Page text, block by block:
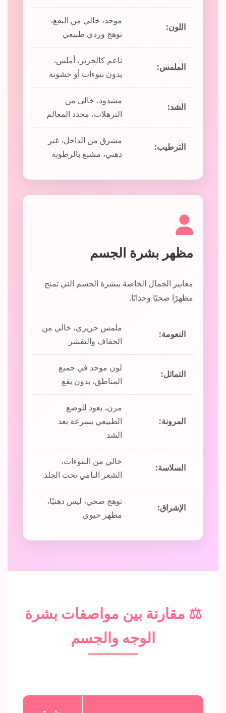
اللون:
موحد، خالي من البقع،
توهج وردي طبيعي
الملمس:
ناعم كالحرير، أملس،
بدون نتوءات أو خشونة
الشد:
مشدود، خالي من
الترهلات، محدد المعالم
الترطيب:
مشرق من الداخل، غير
دهني، مشبع بالرطوبة
مظهر بشرة الجسم
معايير الجمال الخاصة ببشرة الجسم التي تمنح
مظهرًا صحيًا وجذابًا.
النعومة:
ملمس حريري، خالي من
الجفاف والتقشر
التماثل:
لون موحد في جميع
المناطق، بدون بقع
المرونة:
مرن، يعود للوضع
الطبيعي بسرعة بعد
الشد
السلاسة:
خالي من النتوءات،
الشعر النامي تحت الجلد
الإشراق:
توهج صحي، ليس دهنيًا،
مظهر حيوي
⚖️ مقارنة بين مواصفات بشرة
الوجه والجسم